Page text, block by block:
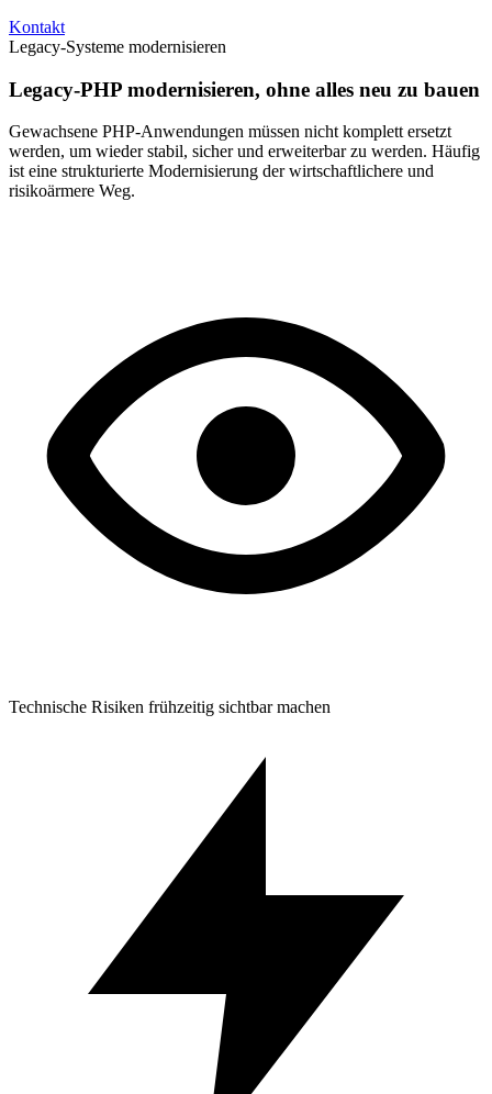
Kontakt
Legacy-Systeme modernisieren
Legacy-PHP modernisieren, ohne alles neu zu bauen
Gewachsene PHP-Anwendungen müssen nicht komplett ersetzt
werden, um wieder stabil, sicher und erweiterbar zu werden. Häufig
ist eine strukturierte Modernisierung der wirtschaftlichere und
risikoärmere Weg.
Technische Risiken frühzeitig sichtbar machen